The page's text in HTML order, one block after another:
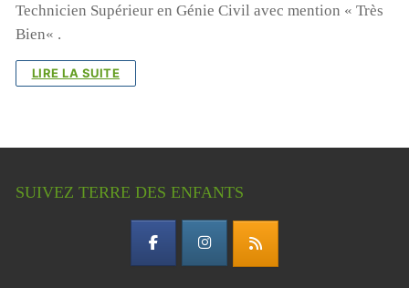
Technicien Supérieur en Génie Civil avec mention « Très
Bien« .
LIRE LA SUITE
SUIVEZ TERRE DES ENFANTS